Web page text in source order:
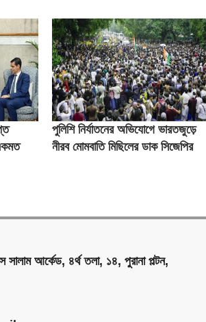
পুলিশি নির্যাতনের অভিযোগে ভারতজুড়ে
নীরব মোমবাতি মিছিলের ডাক সিজেপির
সালাম আর্কেড, ৪র্থ তলা, ১৪, পুরানা পল্টন,